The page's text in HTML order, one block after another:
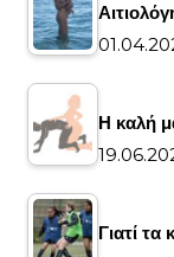
Η καλή
Γιατί